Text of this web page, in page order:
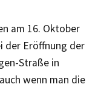
am 16. Oktober
der Eröffnung der
Straße in
wenn man die